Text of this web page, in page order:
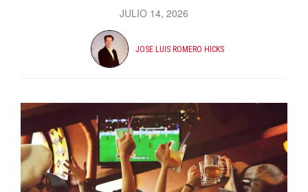
JULIO 14, 2026
JOSE LUIS ROMERO HICKS